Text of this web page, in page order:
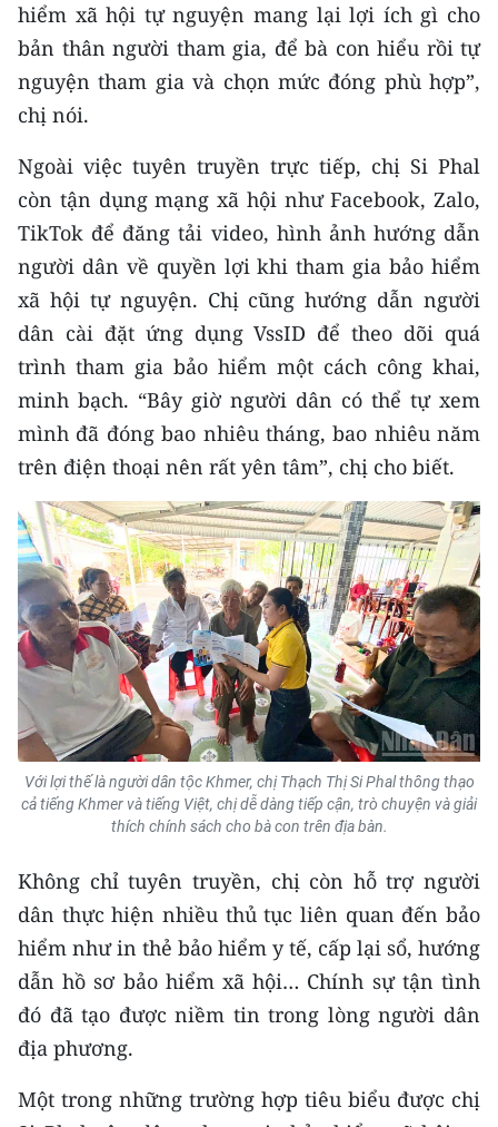
Đồng bằng sông Cửu Long
Chuyên trang Hà Nội
Chuyên trang TP. Hồ Chí Minh
CHUYÊN ĐỀ
CÁC CHUYÊN TRANG
VỀ BÁO NHÂN DÂN
THỜI NAY
NHÂN DÂN CUỐI TUẦN
NHÂN DÂN HẰNG THÁNG
MUA BÁO
ĐỌC BÁO IN
ENGLISH
中文
FRANÇAIS
РУССКИЙ
한국어
hiểm xã hội tự nguyện mang lại lợi ích gì cho
bản thân người tham gia, để bà con hiểu rồi tự
nguyện tham gia và chọn mức đóng phù hợp”,
chị nói.
Ngoài việc tuyên truyền trực tiếp, chị Si Phal
còn tận dụng mạng xã hội như Facebook, Zalo,
TikTok để đăng tải video, hình ảnh hướng dẫn
người dân về quyền lợi khi tham gia bảo hiểm
xã hội tự nguyện. Chị cũng hướng dẫn người
dân cài đặt ứng dụng VssID để theo dõi quá
trình tham gia bảo hiểm một cách công khai,
minh bạch. “Bây giờ người dân có thể tự xem
mình đã đóng bao nhiêu tháng, bao nhiêu năm
trên điện thoại nên rất yên tâm”, chị cho biết.
Với lợi thế là người dân tộc Khmer, chị Thạch Thị Si Phal thông thạo
cả tiếng Khmer và tiếng Việt, chị dễ dàng tiếp cận, trò chuyện và giải
thích chính sách cho bà con trên địa bàn.
Không chỉ tuyên truyền, chị còn hỗ trợ người
dân thực hiện nhiều thủ tục liên quan đến bảo
hiểm như in thẻ bảo hiểm y tế, cấp lại sổ, hướng
dẫn hồ sơ bảo hiểm xã hội… Chính sự tận tình
đó đã tạo được niềm tin trong lòng người dân
địa phương.
Một trong những trường hợp tiêu biểu được chị